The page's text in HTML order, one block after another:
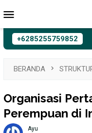
ke
Mobile
+6285255759852
BERANDA
Organisasi
Perempuan di
Ayu